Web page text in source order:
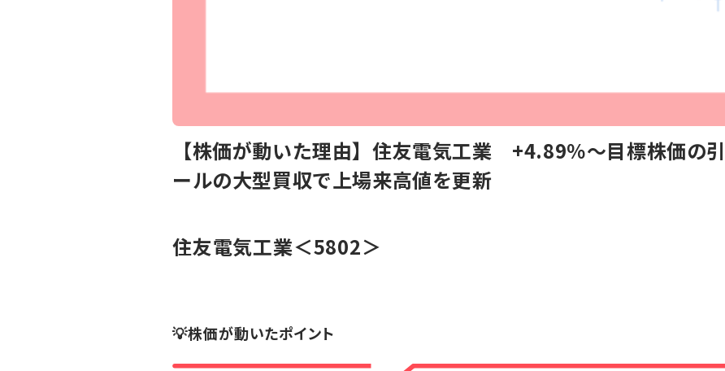
【株価が動いた理由】住友電気工業 +4.89％〜目標株価の
ールの大型買収で上場来高値を更新
住友電気工業＜5802＞
💡株価が動いたポイント